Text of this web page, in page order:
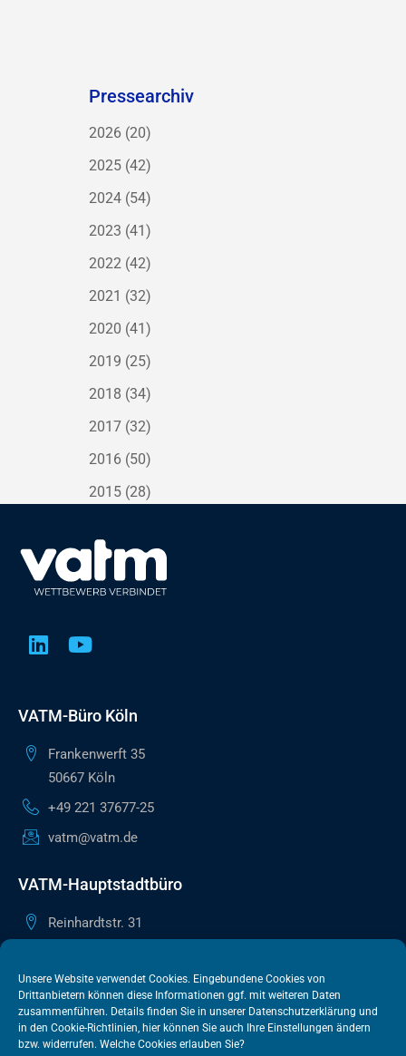
Unsere Website verwendet Cookies. Eingebundene Cookies von
Drittanbietern können diese Informationen ggf. mit weiteren Daten
zusammenführen. Details finden Sie in unserer Datenschutzerklärung und
in den Cookie-Richtlinien, hier können Sie auch Ihre Einstellungen ändern
bzw. widerrufen. Welche Cookies erlauben Sie?
Pressearchiv
2026 (20)
2025 (42)
2024 (54)
2023 (41)
2022 (42)
2021 (32)
2020 (41)
2019 (25)
2018 (34)
2017 (32)
2016 (50)
2015 (28)
VATM-Büro Köln
Frankenwerft 35
50667 Köln
+49 221 37677-25
vatm@vatm.de
VATM-Hauptstadtbüro
Reinhardtstr. 31
+49 30 505615-38
berlin@vatm.de